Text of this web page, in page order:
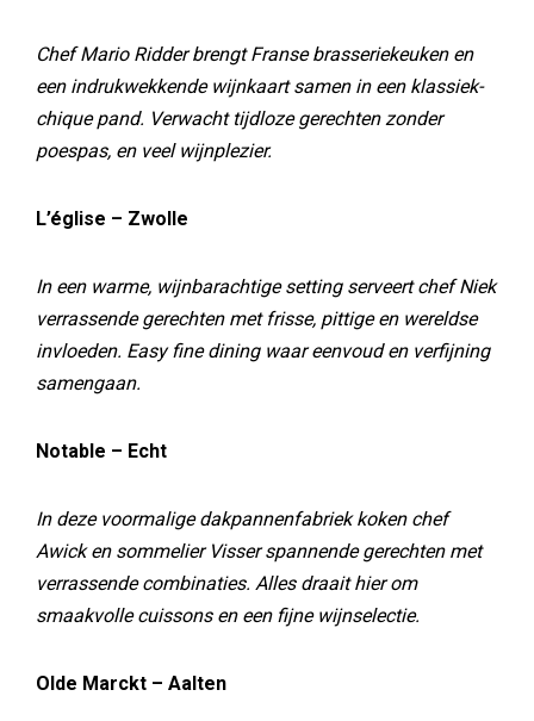
Chef Mario Ridder brengt Franse brasseriekeuken en
een indrukwekkende wijnkaart samen in een klassiek-
chique pand. Verwacht tijdloze gerechten zonder
poespas, en veel wijnplezier.
L’église – Zwolle
In een warme, wijnbarachtige setting serveert chef Niek
verrassende gerechten met frisse, pittige en wereldse
invloeden. Easy fine dining waar eenvoud en verfijning
samengaan.
Notable – Echt
In deze voormalige dakpannenfabriek koken chef
Awick en sommelier Visser spannende gerechten met
verrassende combinaties. Alles draait hier om
smaakvolle cuissons en een fijne wijnselectie.
Olde Marckt – Aalten